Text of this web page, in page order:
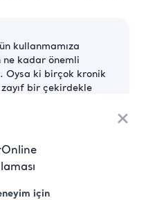
×
için
kullanmamıza
ne kadar önemli
Oysa ki birçok kronik
zayıf bir çekirdekle
ve omurga üzerindeki
ise bel ağrısı,
zorluk
duruş